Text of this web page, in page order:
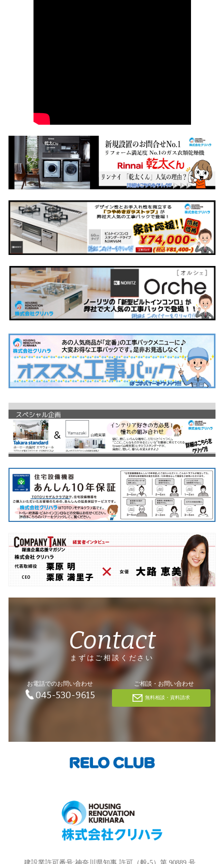
Contact
まずはご相談ください
お電話でのお問い合わせ
045-530-9615
ご相談・お問い合わせ
無料相談・資料請求